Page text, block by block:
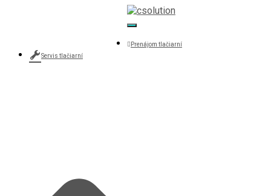
Toggle Navigation
Prenájom tlačiarní
Servis tlačiarní